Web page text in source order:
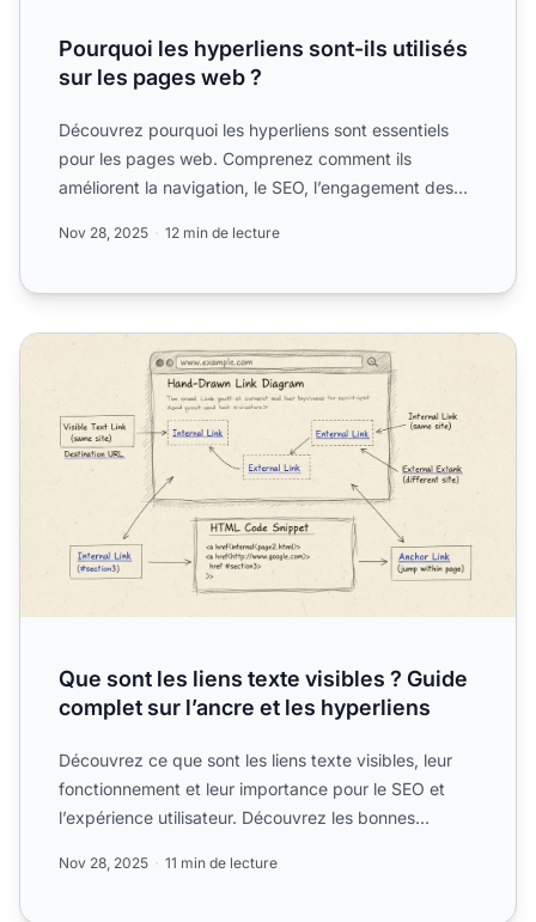
Pourquoi les hyperliens sont-ils utilisés
sur les pages web ?
Découvrez pourquoi les hyperliens sont essentiels
pour les pages web. Comprenez comment ils
améliorent la navigation, le SEO, l’engagement des
Nov 28, 2025 12 min de lecture
Que sont les liens texte visibles ? Guide complet sur
Que sont les liens texte visibles ? Guide
complet sur l’ancre et les hyperliens
Découvrez ce que sont les liens texte visibles, leur
fonctionnement et leur importance pour le SEO et
l’expérience utilisateur. Découvrez les bonnes
Nov 28, 2025 11 min de lecture